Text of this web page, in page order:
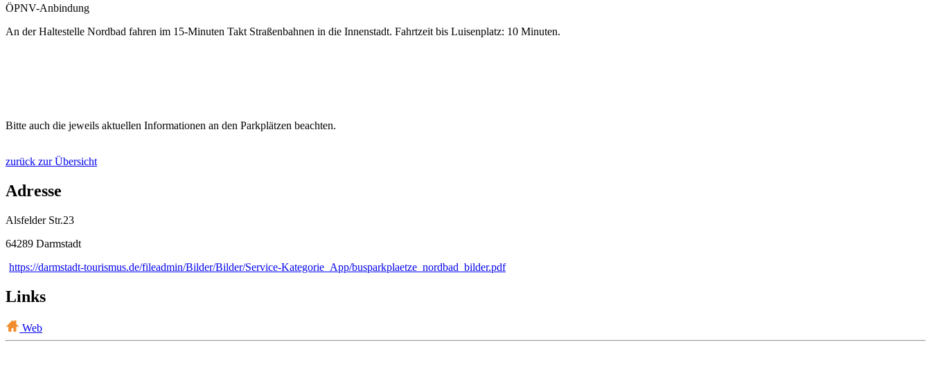
ÖPNV-Anbindung
An der Haltestelle Nordbad fahren im 15-Minuten Takt Straßenbahnen in die Innenstadt. Fahrtzeit bis Luisenplatz: 10 Minuten.
Bitte auch die jeweils aktuellen Informationen an den Parkplätzen beachten.
zurück zur Übersicht
Adresse
Alsfelder Str.23
64289 Darmstadt
https://darmstadt-tourismus.de/fileadmin/Bilder/Bilder/Service-Kategorie_App/busparkplaetze_nordbad_bilder.pdf
Links
Web